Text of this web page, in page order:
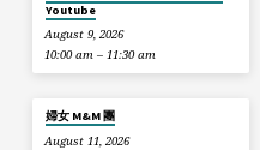
Youtube
August 9, 2026
10:00 am – 11:30 am
婦女 M&M 團
August 11, 2026